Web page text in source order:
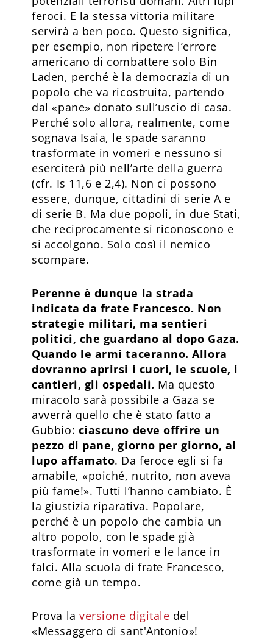
feroci. E la stessa vittoria militare
servirà a ben poco. Questo significa,
per esempio, non ripetere l’errore
americano di combattere solo Bin
Laden, perché è la democrazia di un
popolo che va ricostruita, partendo
dal «pane» donato sull’uscio di casa.
Perché solo allora, realmente, come
sognava Isaia, le spade saranno
trasformate in vomeri e nessuno si
eserciterà più nell’arte della guerra
(cfr. Is 11,6 e 2,4). Non ci possono
essere, dunque, cittadini di serie A e
di serie B. Ma due popoli, in due Stati,
che reciprocamente si riconoscono e
si accolgono. Solo così il nemico
scompare.
Perenne è dunque la strada
indicata da frate Francesco. Non
strategie militari, ma sentieri
politici, che guardano al dopo Gaza.
Quando le armi taceranno. Allora
dovranno aprirsi i cuori, le scuole, i
cantieri, gli ospedali. Ma questo
miracolo sarà possibile a Gaza se
avverrà quello che è stato fatto a
Gubbio: ciascuno deve offrire un
pezzo di pane, giorno per giorno, al
lupo affamato. Da feroce egli si fa
amabile, «poiché, nutrito, non aveva
più fame!». Tutti l’hanno cambiato. È
la giustizia riparativa. Popolare,
perché è un popolo che cambia un
altro popolo, con le spade già
trasformate in vomeri e le lance in
falci. Alla scuola di frate Francesco,
come già un tempo.
Prova laversione digitale del
«Messaggero di sant'Antonio»!